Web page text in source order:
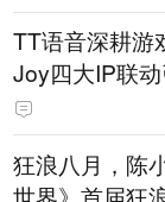
TT语音深耕游
Joy四大IP联
狂浪八月，陈